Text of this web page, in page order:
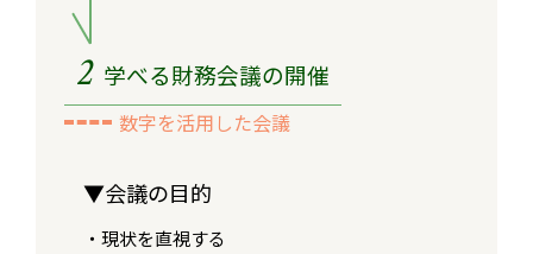
2 学べる財務会議の開催
数字を活用した会議
▼会議の目的
・現状を直視する